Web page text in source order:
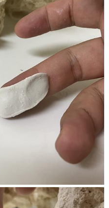
圖面完成
)上缸 + 95(長)*43(深)*45(高)
90W × 6盞
H × 6顆
段可調) × 2組(出水並聯)
/ 碳酸氫銨/